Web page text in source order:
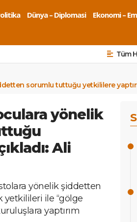
Dünya – Diplomasi Ekonomi –
Tüm
sorumlu tuttuğu yetkililere
yönelik
Ali
yönelik şiddetten
ile “gölge
yaptırım